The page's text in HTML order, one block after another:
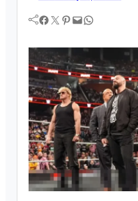
Facebook Twitter Pinterest Mail WhatsApp